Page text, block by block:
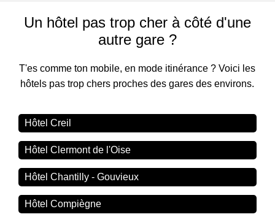
Un hôtel pas trop cher à côté d'une
autre gare ?
T'es comme ton mobile, en mode itinérance ? Voici les
hôtels pas trop chers proches des gares des environs.
Hôtel Creil
Hôtel Clermont de l'Oise
Hôtel Chantilly - Gouvieux
Hôtel Compiègne